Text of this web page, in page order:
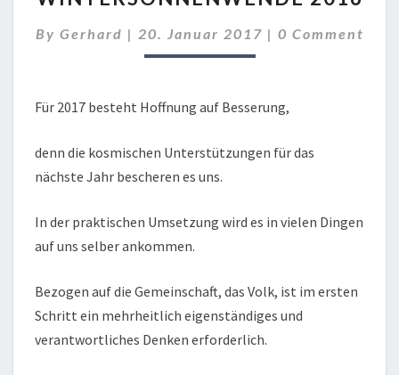
By Gerhard | 20. Januar 2017 | Comments
0 Comment
Für 2017 besteht Hoffnung auf Besserung,
denn die kosmischen Unterstützungen für das
nächste Jahr bescheren es uns.
In der praktischen Umsetzung wird es in vielen Dingen
auf uns selber ankommen.
Bezogen auf die Gemeinschaft, das Volk, ist im ersten
Schritt ein mehrheitlich eigenständiges und
verantwortliches Denken erforderlich.